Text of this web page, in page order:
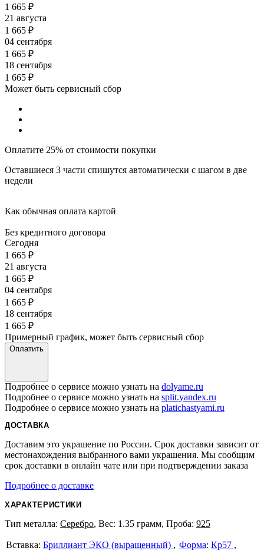
1 665 ₽
21 августа
1 665 ₽
04 сентября
1 665 ₽
18 сентября
1 665 ₽
Может быть сервисный сбор
Оплатите 25% от стоимости покупки
Оставшиеся 3 части спишутся автоматически с шагом в две
недели
Как обычная оплата картой
Без кредитного договора
Сегодня
1 665 ₽
21 августа
1 665 ₽
04 сентября
1 665 ₽
18 сентября
1 665 ₽
Примерный график, может быть сервисный сбор
Оплатить
Подробнее о сервисе можно узнать на dolyame.ru
Подробнее о сервисе можно узнать на split.yandex.ru
Подробнее о сервисе можно узнать на platichastyami.ru
ДОСТАВКА
Доставим это украшение по России. Срок доставки зависит от
местонахождения выбранного вами украшения. Мы сообщим
срок доставки в онлайн чате или при подтверждении заказа
Подробнее о доставке
ХАРАКТЕРИСТИКИ
Тип металла: Серебро, Вес: 1.35 грамм, Проба: 925
Бриллиант ЭКО (выращенный) Форма: Кр57